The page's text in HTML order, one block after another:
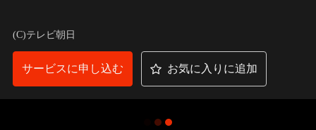
(C)テレビ朝日
サービスに申し込む お気に入りに追加